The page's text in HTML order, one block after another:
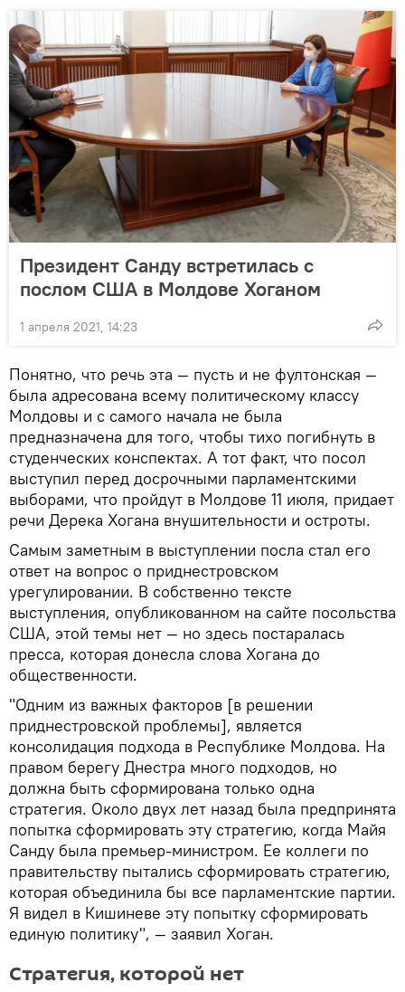
Президент Санду встретилась с
послом США в Молдове Хоганом
1 апреля 2021, 14:23
Понятно, что речь эта — пусть и не фултонская —
была адресована всему политическому классу
Молдовы и с самого начала не была
предназначена для того, чтобы тихо погибнуть в
студенческих конспектах. А тот факт, что посол
выступил перед досрочными парламентскими
выборами, что пройдут в Молдове 11 июля, придает
речи Дерека Хогана внушительности и остроты.
Самым заметным в выступлении посла стал его
ответ на вопрос о приднестровском
урегулировании. В собственно тексте
выступления, опубликованном на сайте посольства
США, этой темы нет — но здесь постаралась
пресса, которая донесла слова Хогана до
общественности.
"Одним из важных факторов [в решении
приднестровской проблемы], является
консолидация подхода в Республике Молдова. На
правом берегу Днестра много подходов, но
должна быть сформирована только одна
стратегия. Около двух лет назад была предпринята
попытка сформировать эту стратегию, когда Майя
Санду была премьер-министром. Ее коллеги по
правительству пытались сформировать стратегию,
которая объединила бы все парламентские партии.
Я видел в Кишиневе эту попытку сформировать
единую политику", — заявил Хоган.
Стратегия, которой нет